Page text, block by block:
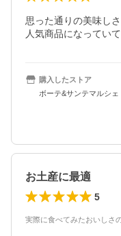
思った通りの美味しさ
人気商品になってい
購入したストア
ボーテ&サンテマルシェ
お土産に最適
5
実際に食べてみたおいしさ